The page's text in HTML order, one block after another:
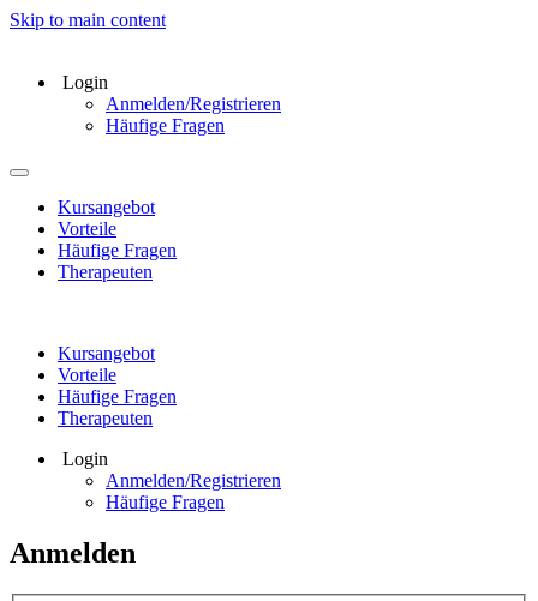
Skip to main content
Login
Anmelden/Registrieren
Häufige Fragen
Kursangebot
Vorteile
Häufige Fragen
Therapeuten
Kursangebot
Vorteile
Häufige Fragen
Therapeuten
Login
Anmelden/Registrieren
Häufige Fragen
Anmelden